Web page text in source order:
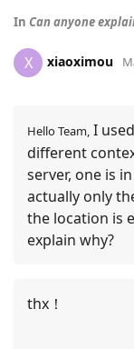
In Can anyone
X xiaoximou
Hello Team, I
different
server, one is
actually only
the location is
explain why?
thx！